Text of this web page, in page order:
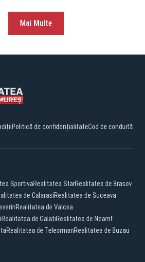
Mai Multe
Politică de confidențialitateCod de conduită
SportivaRealitatea StarRealitatea de Brasov
de CalarasiRealitatea de Suceava
Realitatea de Valcea
Realitatea de GalatiRealitatea de Neamt
Realitatea de TeleormanRealitatea de Buzau